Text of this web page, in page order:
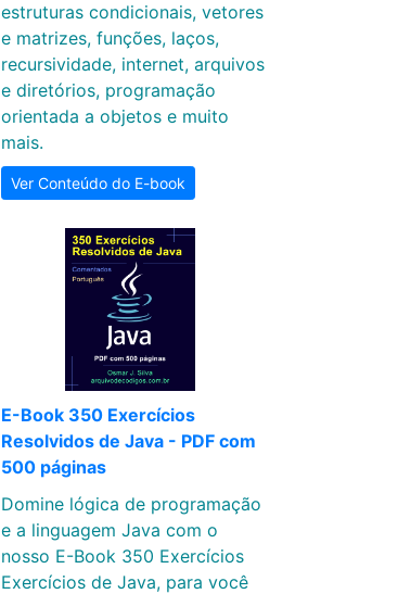
estruturas condicionais, vetores
e matrizes, funções, laços,
recursividade, internet, arquivos
e diretórios, programação
orientada a objetos e muito
mais.
Ver Conteúdo do E-book
E-Book 350 Exercícios
Resolvidos de Java - PDF com
500 páginas
Domine lógica de programação
e a linguagem Java com o
nosso E-Book 350 Exercícios
Exercícios de Java, para você